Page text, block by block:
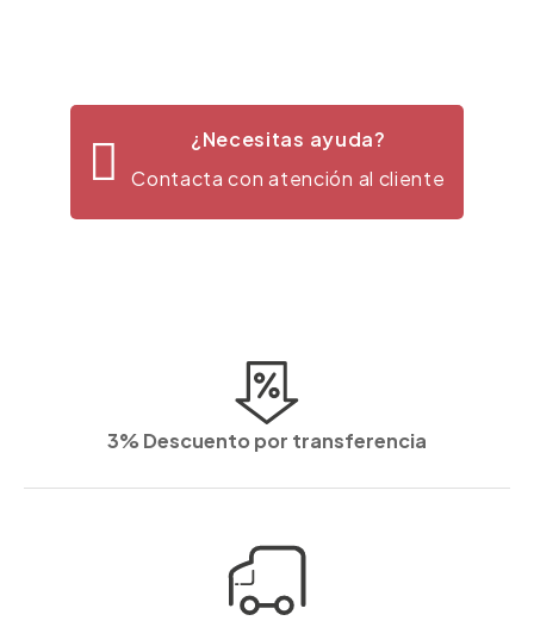
¿Necesitas ayuda?
Contacta con atención al cliente
3% Descuento por transferencia